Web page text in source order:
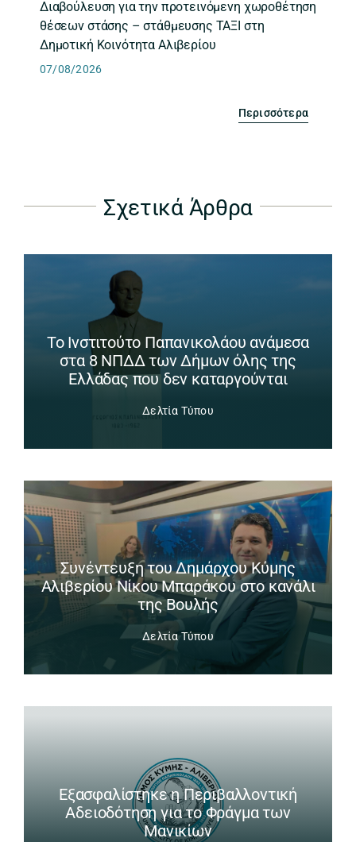
Διαβούλευση για την προτεινόμενη χωροθέτηση
θέσεων στάσης – στάθμευσης ΤΑΞΙ στη
Δημοτική Κοινότητα Αλιβερίου
07/08/2026
Περισσότερα
Σχετικά Άρθρα
Το Ινστιτούτο Παπανικολάου ανάμεσα
στα 8 ΝΠΔΔ των Δήμων όλης της
Ελλάδας που δεν καταργούνται
Δελτία Τύπου
Συνέντευξη του Δημάρχου Κύμης
Αλιβερίου Νίκου Μπαράκου στο κανάλι
της Βουλής
Δελτία Τύπου
Εξασφαλίστηκε η Περιβαλλοντική
Αδειοδότηση για το Φράγμα των
Μανικίων